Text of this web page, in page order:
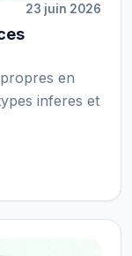
23 juin 2026
en
inferes et